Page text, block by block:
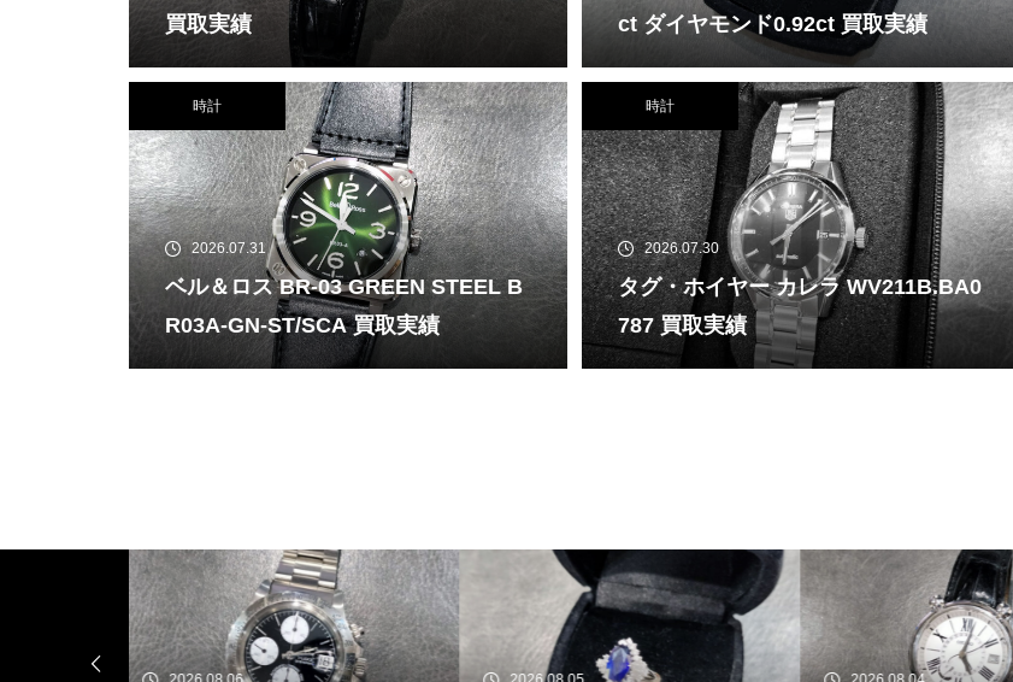
買取実績
ct ダイヤモンド0.92ct 買取実績
時計
2026.07.31
ベル＆ロス BR-03 GREEN STEEL B
R03A-GN-ST/SCA 買取実績
時計
2026.07.30
タグ・ホイヤー カレラ WV211B.BA0
787 買取実績